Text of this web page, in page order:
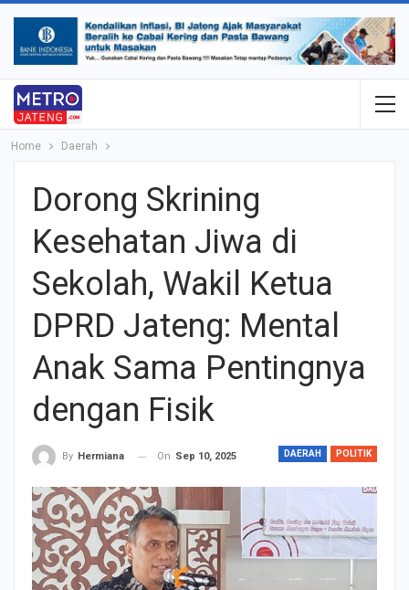
Home Daerah
Dorong Skrining
Kesehatan Jiwa di
Sekolah, Wakil Ketua
DPRD Jateng: Mental
Anak Sama Pentingnya
dengan Fisik
DAERAH POLITIK
By Hermiana On Sep 10, 2025